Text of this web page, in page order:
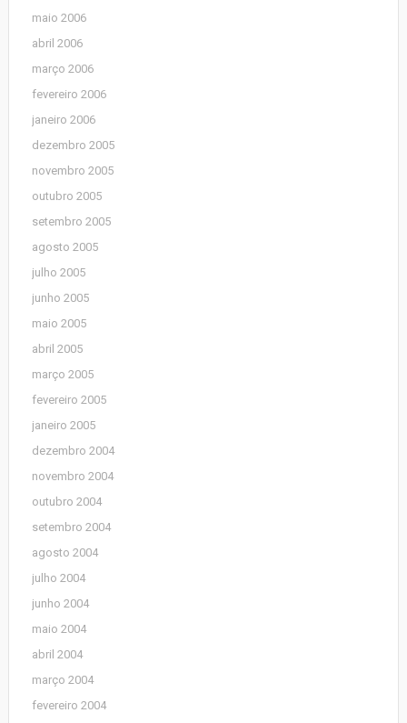
maio 2006
abril 2006
março 2006
fevereiro 2006
janeiro 2006
dezembro 2005
novembro 2005
outubro 2005
setembro 2005
agosto 2005
julho 2005
junho 2005
maio 2005
abril 2005
março 2005
fevereiro 2005
janeiro 2005
dezembro 2004
novembro 2004
outubro 2004
setembro 2004
agosto 2004
julho 2004
junho 2004
maio 2004
abril 2004
março 2004
fevereiro 2004